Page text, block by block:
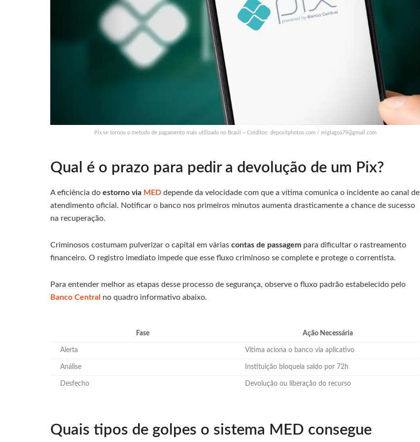
Pix se tornou o metodo de pagamento mais utilizado no Brasil – Créditos: depositphotos.com / miglagoa79@gmail.com
Qual é o prazo para pedir a devolução de um Pix?
A eficiência do estorno via MED depende da velocidade com que a vítima comunica o incidente ao canal de
atendimento oficial. Notificar o banco nos primeiros minutos aumenta drasticamente a chance de sucesso
na recuperação.
Criminosos costumam pulverizar o capital em várias contas de passagem para dificultar o rastreamento
financeiro. O registro imediato impede que esse fluxo criminoso se complete e protege o correntista.
Para entender melhor as etapas desse processo de segurança, observe o fluxo padrão estabelecido pelo
Banco Central no quadro informativo abaixo.
Fase Ação Necessária
Alerta Vítima aciona o banco via aplicativo
Análise Instituição bloqueia saldo por 72h
Desfecho Devolução ou liberação do recurso
Quais tipos de golpes o sistema MED consegue